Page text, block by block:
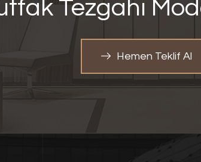
Tezgahı
Hemen Teklif Al